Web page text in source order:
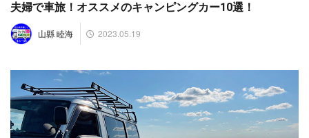
夫婦で車旅！オススメのキャンピングカー10選！
山縣 睦海 2023.05.19